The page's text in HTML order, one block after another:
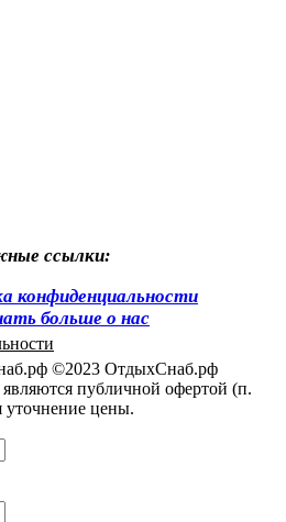
ссылки:
конфиденциальности
больше о нас
©2023 ОтдыхСнаб.рф
публичной офертой (п.
уточнение цены.